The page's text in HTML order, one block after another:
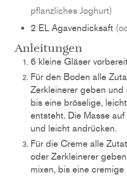
pflanzliches Joghurt)
2 EL Agavendicksaft
Anleitungen
6 kleine Gläser
Für den Boden alle Zutaten in einen
Zerkleinerer geben und
bis eine bröselige,
entsteht. Die Masse
und leicht andrücken.
Für die Creme alle Zutaten in einen Mixer
oder Zerkleinerer
mixen, bis eine